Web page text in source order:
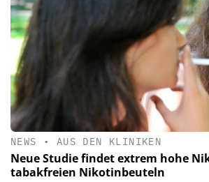
NEWS • AUS DEN KLINIKEN
Neue Studie findet extrem hohe
tabakfreien Nikotinbeuteln